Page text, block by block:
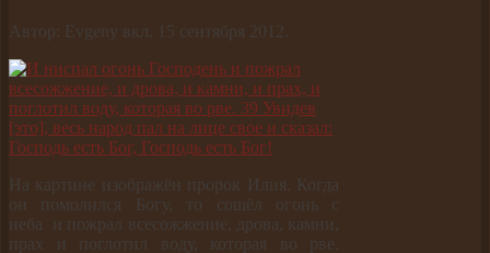
Автор: Evgeny вкл. 15 сентября 2012
На картине изображён пророк Илия. Когда
он помолился Богу, то сошёл огонь с
неба
и пожрал всесожжение, дрова, камни,
прах и поглотил воду, которая во рве.